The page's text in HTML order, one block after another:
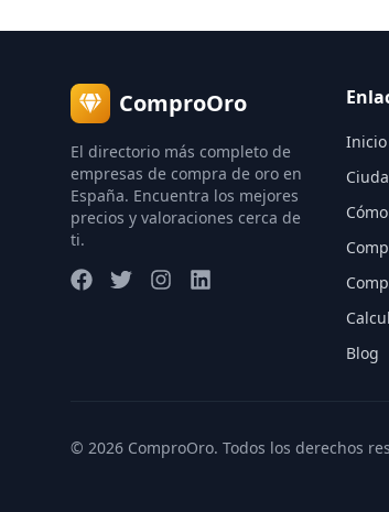
ComproOro
El directorio más completo de
empresas de compra de oro en
España. Encuentra los mejores
precios y valoraciones cerca de
ti.
Inicio
Blog
© 2026 ComproOro. Todos los derechos